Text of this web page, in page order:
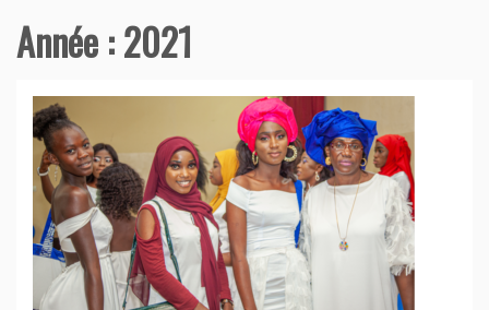
Année :2021